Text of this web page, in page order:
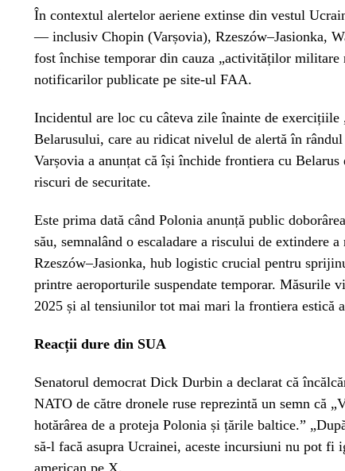
În contextul alertelor aeriene extinse din vestul
— inclusiv Chopin (Varșovia), Rzeszów–Jasionka,
fost închise temporar din cauza „activităților
notificarilor publicate pe site-ul FAA.
Incidentul are loc cu câteva zile înainte de exercițiile
Belarusului, care au ridicat nivelul de alertă în
Varșovia a anunțat că își închide frontiera cu
riscuri de securitate.
Este prima dată când Polonia anunță public
său, semnalând o escaladare a riscului de extindere
Rzeszów–Jasionka, hub logistic crucial pentru
printre aeroporturile suspendate temporar. Măsurile
2025 și al tensiunilor tot mai mari la frontiera estică
Reacții dure din SUA
Senatorul democrat Dick Durbin a declarat că
NATO de către dronele ruse reprezintă un semn că
hotărârea de a proteja Polonia și țările baltice.”
să-l facă asupra Ucrainei, aceste incursiuni nu pot fi
american pe X.